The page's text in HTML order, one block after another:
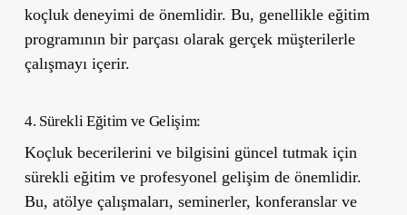
koçluk deneyimi de önemlidir. Bu, genellikle eğitim
programının bir parçası olarak gerçek müşterilerle
çalışmayı içerir.
4. Sürekli Eğitim ve Gelişim:
Koçluk becerilerini ve bilgisini güncel tutmak için
sürekli eğitim ve profesyonel gelişim de önemlidir.
Bu, atölye çalışmaları, seminerler, konferanslar ve